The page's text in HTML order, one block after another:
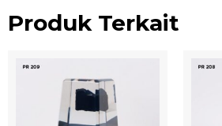
Produk Terkait